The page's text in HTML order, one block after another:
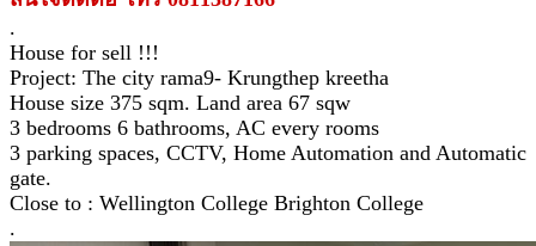
.
House for sell !!!
Project: The city rama9- Krungthep kreetha
House size 375 sqm. Land area 67 sqw
3 bedrooms 6 bathrooms, AC every rooms
3 parking spaces, CCTV, Home Automation and Automatic
gate.
Close to : Wellington College Brighton College
.